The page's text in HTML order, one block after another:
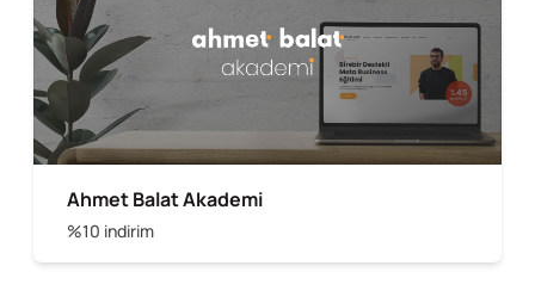
Ahmet Balat Akademi
%10 indirim